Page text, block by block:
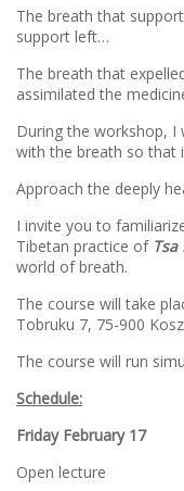
The breath that
support left…
The breath that
assimilated the
During the workshop,
with the breath so that
Approach the deeply
I invite you to
Tibetan practice of Tsa
world of breath.
The course will take
Tobruku 7, 75-900
The course will run
Schedule:
Friday February 17
Open lecture